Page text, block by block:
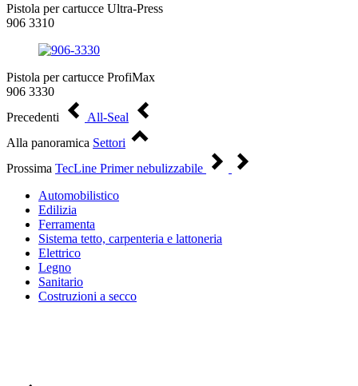
Pistola per cartucce Ultra-Press
906 3310
Pistola per cartucce ProfiMax
906 3330
Precedenti
All-Seal
Alla panoramica Settori
Prossima TecLine Primer nebulizzabile
Automobilistico
Edilizia
Ferramenta
Sistema tetto, carpenteria e lattoneria
Elettrico
Legno
Sanitario
Costruzioni a secco